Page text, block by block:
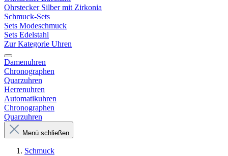
Ohrstecker Silber mit Zirkonia
Schmuck-Sets
Sets Modeschmuck
Sets Edelstahl
Zur Kategorie Uhren
Damenuhren
Chronographen
Quarzuhren
Herrenuhren
Automatikuhren
Chronographen
Quarzuhren
Menü schließen
Schmuck